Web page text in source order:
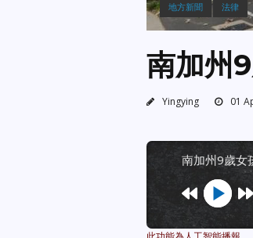
地方新聞 法律
南加州
Yingying 01
南加州9歲